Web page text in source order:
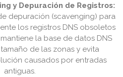
y Depuración de Registros:
depuración (scavenging) para
los registros DNS obsoletos
la base de datos DNS
de las zonas y evita
causados por entradas
antiguas.